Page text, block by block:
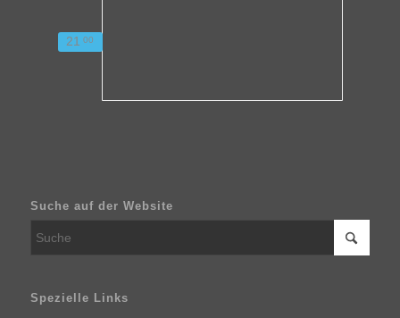
21 00
Suche auf der Website
Spezielle Links